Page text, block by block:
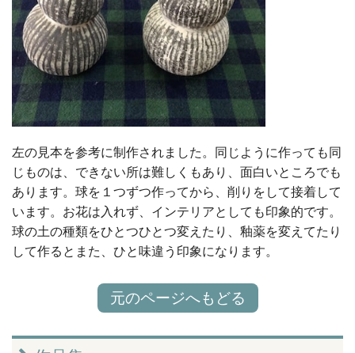
左の見本を参考に制作されました。同じように作っても同
じものは、できない所は難しくもあり、面白いところでも
あります。球を１つずつ作ってから、削りをして接着して
います。お花は入れず、インテリアとしても印象的です。
球の土の種類をひとつひとつ変えたり、釉薬を変えてたり
して作るとまた、ひと味違う印象になります。
元のページへもどる